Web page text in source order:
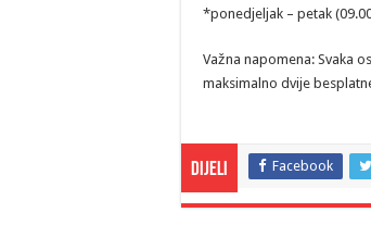
*ponedjeljak – petak
Važna napomena: Svaka
maksimalno dvije
Dijeli Facebook